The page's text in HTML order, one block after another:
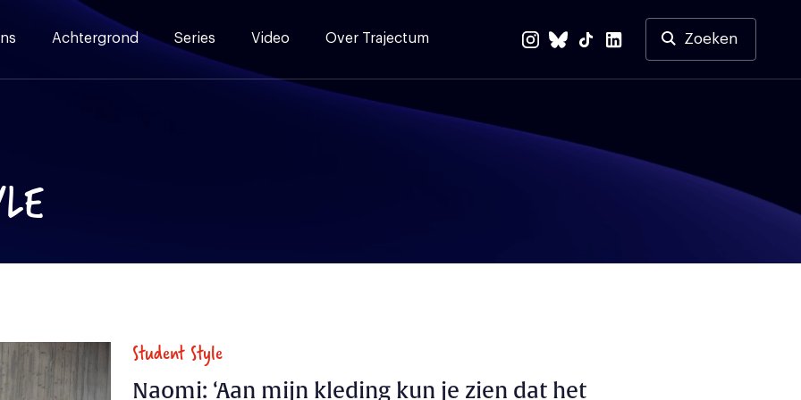
Achtergrond Series Video Over Trajectum Zoeken
Student Style
Naomi: ‘Aan mijn kleding kun je zien dat het